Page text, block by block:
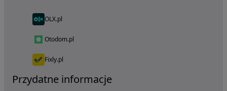
OLX.pl
Otodom.pl
Fixly.pl
Przydatne informacje